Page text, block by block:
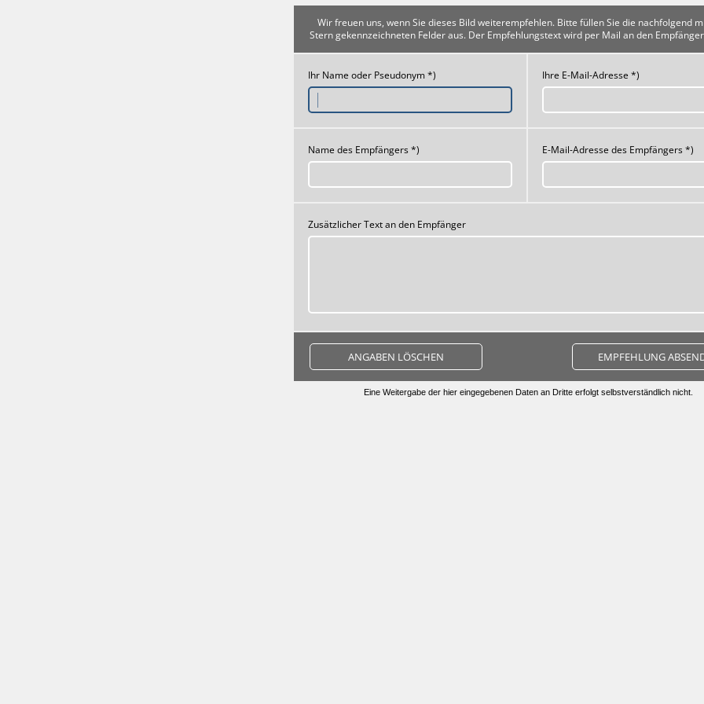
Wir freuen uns, wenn Sie dieses Bild weiterempfehlen. Bitte füllen Sie die nachfolgend
Stern gekennzeichneten Felder aus. Der Empfehlungstext wird per Mail an den
Ihr Name oder Pseudonym *) Ihre E-Mail-Adresse *)
Name des Empfängers *) E-Mail-Adresse des Empfängers *)
Zusätzlicher Text an den Empfänger
ANGABEN LÖSCHEN EMPFEHLUNG
Eine Weitergabe der hier eingegebenen Daten an Dritte erfolgt selbstverständlich nicht.